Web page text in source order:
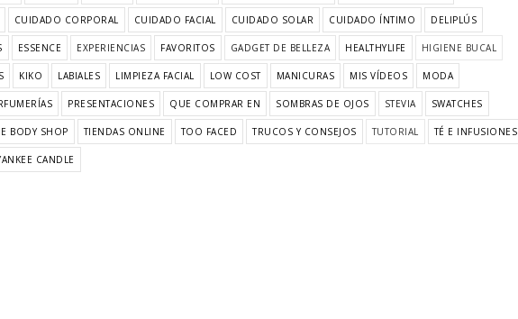
CUIDADO CORPORAL CUIDADO FACIAL CUIDADO SOLAR CUIDADO ÍNTIMO DELIPLÚS
ESSENCE EXPERIENCIAS FAVORITOS GADGET DE BELLEZA HEALTHYLIFE HIGIENE BUCAL
KIKO LABIALES LIMPIEZA FACIAL LOW COST MANICURAS MIS VÍDEOS MODA
PRESENTACIONES QUE COMPRAR EN SOMBRAS DE OJOS STEVIA SWATCHES
BODY SHOP TIENDAS ONLINE TOO FACED TRUCOS Y CONSEJOS TUTORIAL TÉ E INFUSIONES
CANDLE